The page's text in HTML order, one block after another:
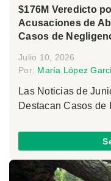
$176M Veredicto
Acusaciones de
Casos de
Julio 10, 2026
Por: María López
Las Noticias de
Destacan Casos de